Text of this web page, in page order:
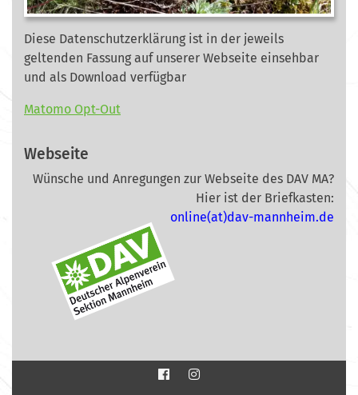
Diese Datenschutzerklärung ist in der jeweils
geltenden Fassung auf unserer Webseite einsehbar
und als Download verfügbar
Matomo Opt-Out
Webseite
Wünsche und Anregungen zur Webseite des DAV MA?
Hier ist der Briefkasten:
online(at)dav-mannheim.de